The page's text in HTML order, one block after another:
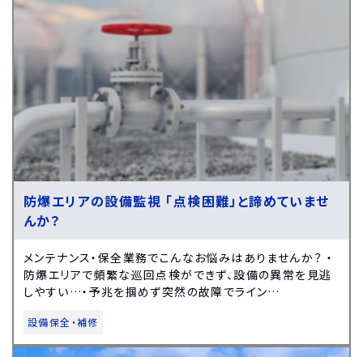
防爆エリアの設備監視 「点検困難」と諦めていませ
んか？
メンテナンス・保全業務でこんなお悩みはありませんか？ ・
防爆エリアで頻繁な巡回点検ができず、設備の異常を見逃
しやすい…・予兆を掴めず突然の故障でライン…
設備保全・補修